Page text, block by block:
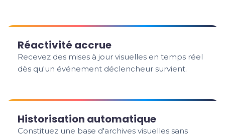
Réactivité accrue
Recevez des mises à jour visuelles en temps réel
dès qu'un événement déclencheur survient.
Historisation automatique
Constituez une base d'archives visuelles sans